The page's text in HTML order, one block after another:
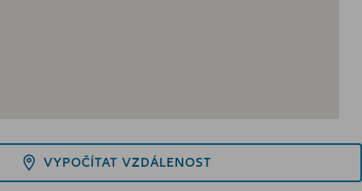
VYPOČÍTAT VZDÁLENOST